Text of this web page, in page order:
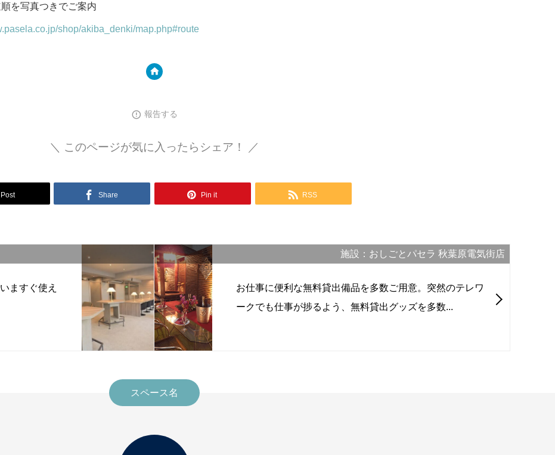
を写真つきでご案内
shop/akiba_denki/map.php#route
報告する
＼ このページが気に入ったらシェア！ ／
Post Share Pin it RSS
ますぐ使え
お仕事に便利な無料貸出備品を多数ご用意。突然のテレワ
ークでも仕事が捗るよう、無料貸出グッズを多数...
施設：おしごとパセラ 秋葉原電気街店
スペース名